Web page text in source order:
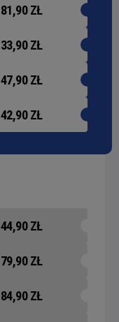
81,90 ZŁ
33,90 ZŁ
47,90 ZŁ
42,90 ZŁ
44,90 ZŁ
79,90 ZŁ
84,90 ZŁ